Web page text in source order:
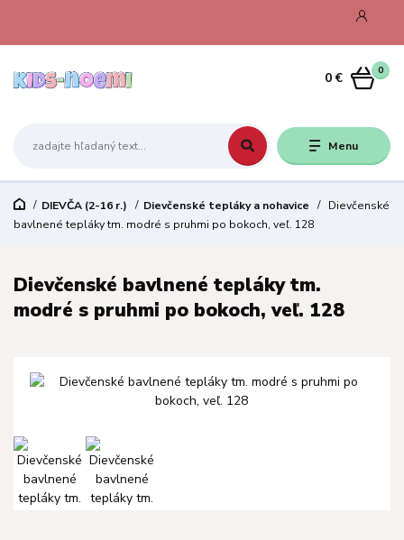
Menu
0
0 €
DIEVČA (2-16 r.) Dievčenské tepláky a nohavice
Dievčenské
bavlnené tepláky tm. modré s pruhmi po bokoch, veľ. 128
Dievčenské bavlnené tepláky tm.
modré s pruhmi po bokoch, veľ. 128